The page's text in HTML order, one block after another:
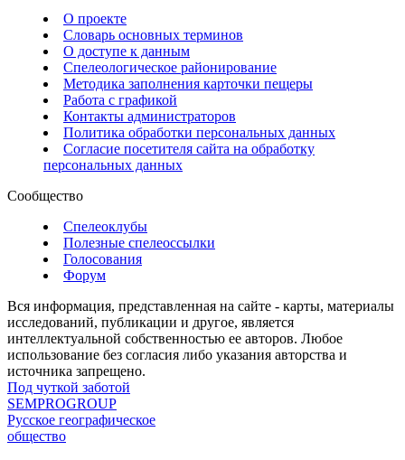
О проекте
Словарь основных терминов
О доступе к данным
Спелеологическое районирование
Методика заполнения карточки пещеры
Работа с графикой
Контакты администраторов
Политика обработки персональных данных
Согласие посетителя сайта на обработку
персональных данных
Сообщество
Спелеоклубы
Полезные спелеоссылки
Голосования
Форум
Вся информация, представленная на сайте - карты, материалы
исследований, публикации и другое, является
интеллектуальной собственностью ее авторов. Любое
использование без согласия либо указания авторства и
источника запрещено.
Под чуткой заботой
SEMPROGROUP
Русское географическое
общество